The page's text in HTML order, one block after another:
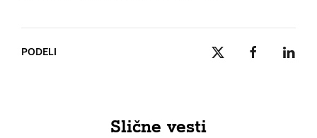
PODELI
Slične vesti